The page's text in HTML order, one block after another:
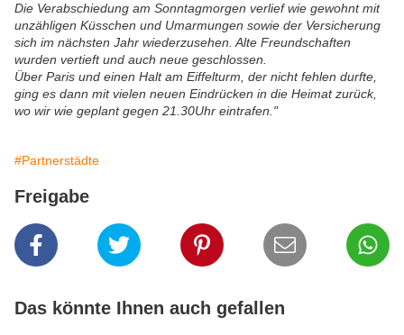
Die Verabschiedung am Sonntagmorgen verlief wie gewohnt mit
unzähligen Küsschen und Umarmungen sowie der Versicherung
sich im nächsten Jahr wiederzusehen. Alte Freundschaften
wurden vertieft und auch neue geschlossen.
Über Paris und einen Halt am Eiffelturm, der nicht fehlen durfte,
ging es dann mit vielen neuen Eindrücken in die Heimat zurück,
wo wir wie geplant gegen 21.30Uhr eintrafen."
#Partnerstädte
Freigabe
Das könnte Ihnen auch gefallen